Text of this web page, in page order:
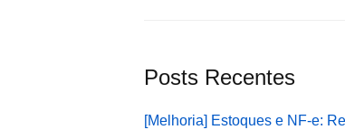
Posts Recentes
[Melhoria] Estoques e NF-e: